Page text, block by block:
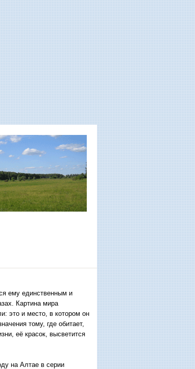
ему единственным и
Картина мира
это и место, в котором он
тому, где обитает,
её красок, высветится
на Алтае в серии